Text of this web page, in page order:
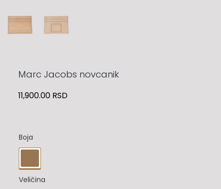
Marc Jacobs novcanik
11,900.00 RSD
Boja
Veličina